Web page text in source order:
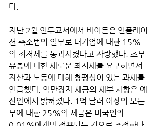
다.
지난 2월 연두교서에서 바이든은 인플레이
션 축소법의 일부로 대기업에 대한 15%
의 최저세를 통과시켰다고 자랑했다. 초부
유층에 대한 새로운 최저세를 요구하면서
자산과 노동에 대해 형평성이 있는 과세를
언급했다. 억만장자 세금의 세부 사항은 예
산안에서 밝혀졌다. 1억 달러 이상의 모든
부에 대한 25%의 세금은 미국인의